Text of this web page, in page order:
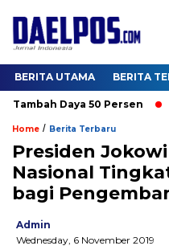
BERITA UTAMA BERITA
Daya 50 Persen
Home / Berita Terbaru
Presiden
Nasional
bagi
Admin
Wednesday, 6 November 2019